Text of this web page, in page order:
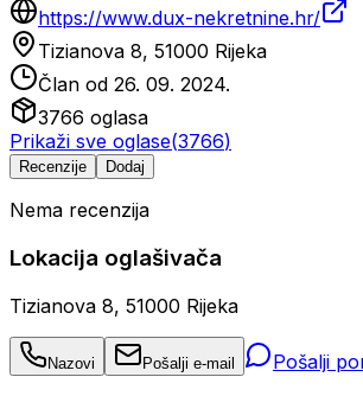
https://www.dux-nekretnine.hr/
Tizianova 8, 51000 Rijeka
Član od 26. 09. 2024.
3766 oglasa
Prikaži sve oglase(3766)
Recenzije Dodaj
Nema recenzija
Lokacija oglašivača
Tizianova 8, 51000 Rijeka
Nazovi Pošalji e-mail Pošalji